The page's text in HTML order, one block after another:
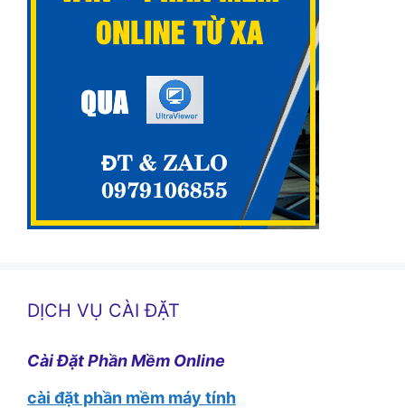
DỊCH VỤ CÀI ĐẶT
Cài Đặt Phần Mềm Online
cài đặt phần mềm máy tính